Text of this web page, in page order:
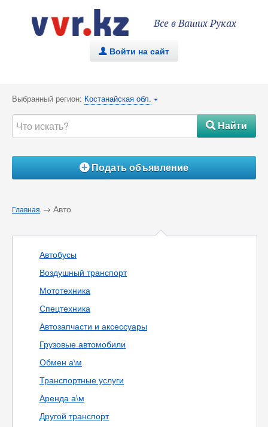
Все в Ваших Руках
. Войти на сайт
Выбранный регион: Костанайская обл. {
#Найти
ÁПодать объявление
Главная → Авто
Автобусы
Воздушный транспорт
Мототехника
Спецтехника
Автозапчасти и аксессуары
Грузовые автомобили
Обмен а\м
Транспортные услуги
Аренда а\м
Другой транспорт